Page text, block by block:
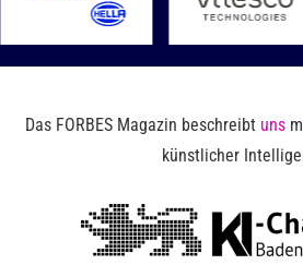
Das FORBES Magazin beschreibt uns
künstlicher